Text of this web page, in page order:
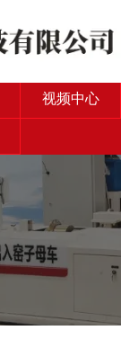
视频中心